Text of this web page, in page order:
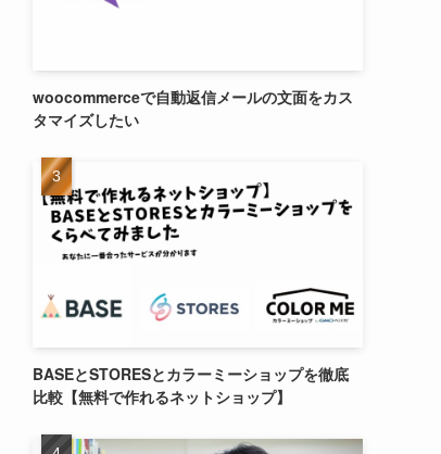
woocommerceで自動返信メールの文面をカス
タマイズしたい
BASEとSTORESとカラーミーショップを徹底
比較【無料で作れるネットショップ】